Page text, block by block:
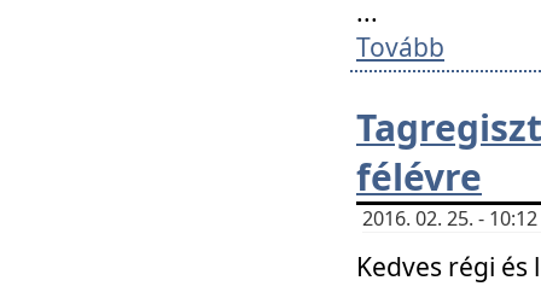
...
Tovább
félévre
2016. 02. 25. -
Kedves régi